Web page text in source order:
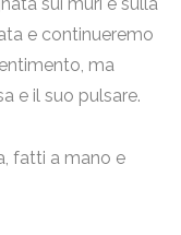
e continueremo
ma
e il suo pulsare.
fatti a mano e